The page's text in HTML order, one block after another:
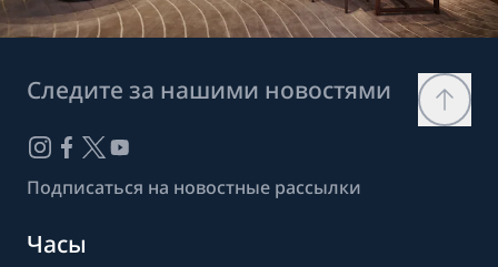
Следите за нашими новостями
Подписаться на новостные рассылки
Часы